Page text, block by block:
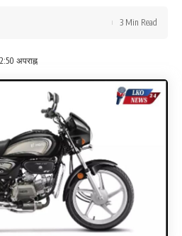
अपराह्न
3 Min Read